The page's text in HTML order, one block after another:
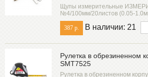
Щупы измерительные
№4/100мм/20листов (0.05-
387 р. В наличии: 21
Рулетка в обрезиненном
SMT7525
Рулетка в обрезиненном